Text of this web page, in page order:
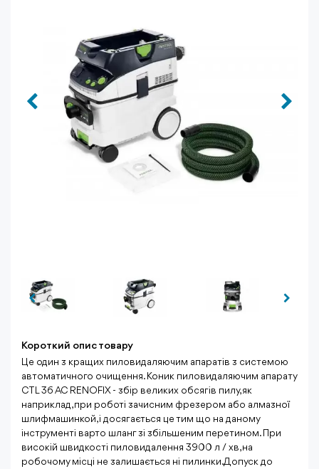
Короткий опис товару
Це один з кращих пиловидаляючим апаратів з системою
автоматичного очищення. Коник пиловидаляючим апарату
CTL 36 AC RENOFIX - збір великих обсягів пилу, як
наприклад, при роботі зачисним фрезером або алмазної
шлифмашинкой, і досягається це тим що на даному
інструменті варто шланг зі збільшеним перетином. При
високій швидкості пиловидалення 3900 л / хв, на
робочому місці не залишається ні пилинки. Допуск до